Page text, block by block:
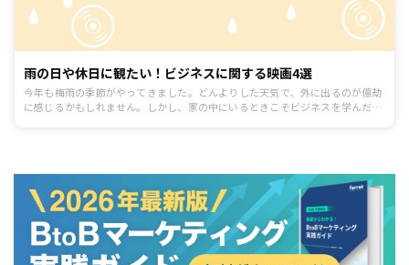
雨の日や休日に観たい！ビジネスに関する映画4選
今年も梅雨の季節がやってきました。どんよりした天気で、外に出るのが億劫
に感じるかもしれません。しかし、家の中にいるときこそビジネスを学んだ